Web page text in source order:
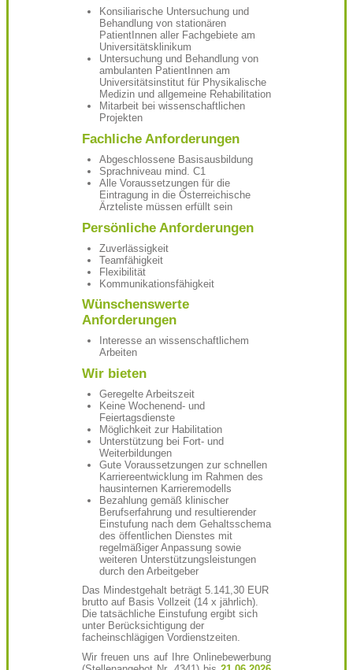
Konsiliarische Untersuchung und
Behandlung von stationären
PatientInnen aller Fachgebiete am
Universitätsklinikum
Untersuchung und Behandlung von
ambulanten PatientInnen am
Universitätsinstitut für Physikalische
Medizin und allgemeine Rehabilitation
Mitarbeit bei wissenschaftlichen
Projekten
Fachliche Anforderungen
Abgeschlossene Basisausbildung
Sprachniveau mind. C1
Alle Voraussetzungen für die
Eintragung in die Österreichische
Ärzteliste müssen erfüllt sein
Persönliche Anforderungen
Zuverlässigkeit
Teamfähigkeit
Flexibilität
Kommunikationsfähigkeit
Wünschenswerte
Anforderungen
Interesse an wissenschaftlichem
Arbeiten
Wir bieten
Geregelte Arbeitszeit
Keine Wochenend- und
Feiertagsdienste
Möglichkeit zur Habilitation
Unterstützung bei Fort- und
Weiterbildungen
Gute Voraussetzungen zur schnellen
Karriereentwicklung im Rahmen des
hausinternen Karrieremodells
Bezahlung gemäß klinischer
Berufserfahrung und resultierender
Einstufung nach dem Gehaltsschema
des öffentlichen Dienstes mit
regelmäßiger Anpassung sowie
weiteren Unterstützungsleistungen
durch den Arbeitgeber
Das Mindestgehalt beträgt 5.141,30 EUR
brutto auf Basis Vollzeit (14 x jährlich).
Die tatsächliche Einstufung ergibt sich
unter Berücksichtigung der
facheinschlägigen Vordienstzeiten.
Wir freuen uns auf Ihre Onlinebewerbung